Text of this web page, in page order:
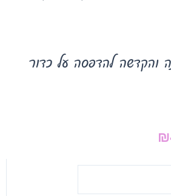
והקדשה להדפסה על כדור
₪